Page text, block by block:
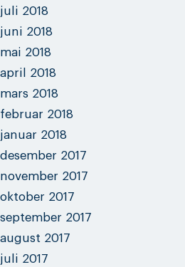
juli 2018
juni 2018
mai 2018
april 2018
mars 2018
februar 2018
januar 2018
desember 2017
november 2017
oktober 2017
september 2017
august 2017
juli 2017